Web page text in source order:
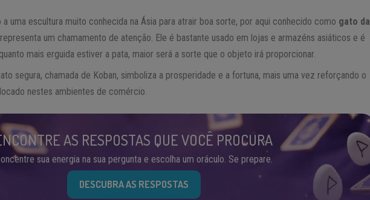
a uma escultura muito conhecida na Ásia para atrair boa sorte, por aqui conhecido como gato da
um chamamento de atenção. Ele é bastante usado em lojas e armazéns asiáticos e é
mais erguida estiver a pata, maior será a sorte que o objeto irá proporcionar.
segura, chamada de Koban, simboliza a prosperidade e a fortuna, mais uma vez reforçando o
nestes ambientes de comércio.
AS RESPOSTAS QUE VOCÊ PROCURA
sua energia na sua pergunta e escolha um oráculo. Se prepare.
DESCUBRA AS RESPOSTAS